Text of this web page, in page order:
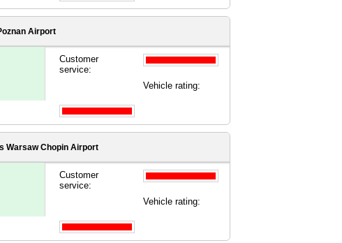
Airport
Customer
service:
Vehicle rating:
Warsaw Chopin Airport
Customer
service:
Vehicle rating: